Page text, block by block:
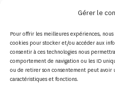
Gérer le
Pour offrir les meilleures expériences,
cookies pour stocker et/ou accéder aux
consentir à ces technologies nous
comportement de navigation ou les ID
ou de retirer son consentement peut avoir
caractéristiques et fonctions.